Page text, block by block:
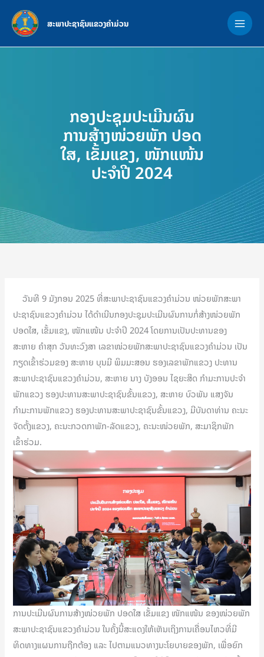
content
ສະພາປະຊາຊົນແຂວງຄຳມ່ວນ
ກອງປະຊຸມປະເມີນຜົນ
ການສ້າງໜ່ວຍພັກ ປອດ
ໃສ, ເຂັ້ມແຂງ, ໜັກແໜ້ນ
ປະຈຳປີ 2024
ວັນທີ 9 ມັງກອນ 2025 ທີ່ສະພາປະຊາຊົນແຂວງຄຳມ່ວນ ໜ່ວຍພັກສະພາ
ປະຊາຊົນແຂວງຄໍາມ່ວນ ໄດ້ດຳເນີນກອງປະຊຸມປະເມີນຜົນການກໍ່ສ້າງໜ່ວຍພັກ
ປອດໃສ, ເຂັ້ມແຂງ, ໜັກແໜ້ນ ປະຈຳປິ 2024 ໂດຍການເປັນປະທານຂອງ
ສະຫາຍ ຄຳສຸກ ວັນທະວົງສາ ເລຂາໜ່ວຍພັກສະພາປະຊາຊົນແຂວງຄຳມ່ວນ ເປັນ
ກຽດເຂົ້າຮ່ວມຂອງ ສະຫາຍ ບຸນມີ ພິມມະສອນ ຮອງເລຂາພັກແຂວງ ປະທານ
ສະພາປະຊາຊົນແຂວງຄຳມ່ວນ, ສະຫາຍ ນາງ ບັງອອນ ໄຊຍະສິດ ກຳມະການປະຈຳ
ພັກແຂວງ ຮອງປະທານສະພາປະຊາຊົນຂັ້ນແຂວງ, ສະຫາຍ ບົວພັນ ແສງຈັນ
ກຳມະການພັກແຂວງ ຮອງປະທານສະພາປະຊາຊົນຂັ້ນແຂວງ, ມີບັນດາທ່ານ ຄະນະ
ຈັດຕັ້ງແຂວງ, ຄະນະກວດກາພັກ-ລັດແຂວງ, ຄະນະໜ່ວຍພັກ, ສະມາຊິກພັກ
ເຂົ້າຮ່ວມ.
ການປະເມີນຜົນການສ້າງໜ່ວຍພັກ ປອດໃສ ເຂັ້ມແຂງ ໜັກແໜ້ນ ຂອງໜ່ວຍພັກ
ສະພາປະຊາຊົນແຂວງຄຳມ່ວນ ໃນຄັ້ງນີ້ສະແດງໃຫ້ເຫັນເຖິງການເຄື່ອນໄຫວທີ່ມີ
ທິດທາງແຜນການຖືກຕ້ອງ ແລະ ໄປຕາມແນວທາງນະໂຍບາຍຂອງພັກ, ເພື່ອຍົກ